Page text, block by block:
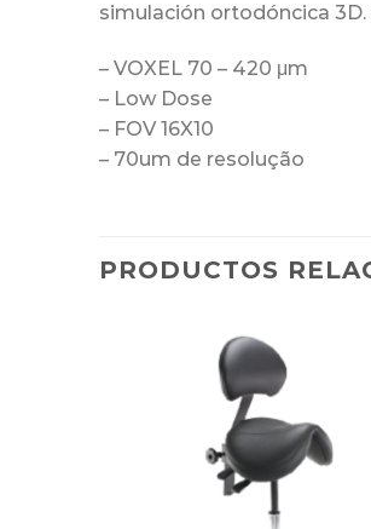
simulación ortodóncica
– VOXEL 70 – 420 μm
– Low Dose
– FOV 16X10
– 70um de resolução
PRODUCTOS